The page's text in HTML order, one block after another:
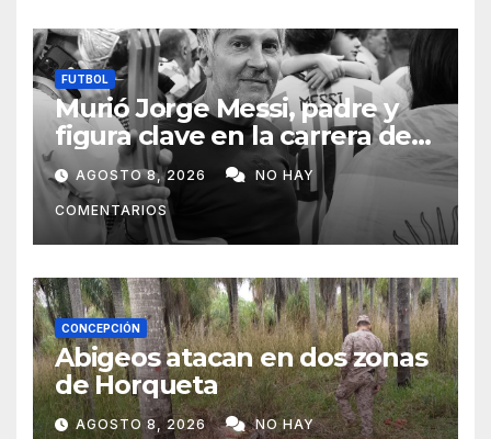
FUTBOL
Murió Jorge Messi, padre y
figura clave en la carrera de
Lionel Messi
AGOSTO 8, 2026 NO HAY
COMENTARIOS
CONCEPCIÓN
Abigeos atacan en dos zonas
de Horqueta
AGOSTO 8, 2026 NO HAY